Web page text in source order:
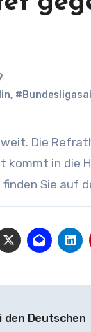
,
in die
Sie auf
den Deutschen